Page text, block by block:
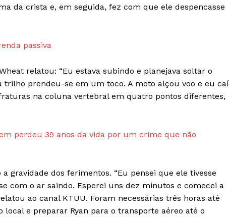
Anuncie
Contato
RSS
da crista e, em seguida, fez com que ele despencasse
passiva
relatou: “Eu estava subindo e planejava soltar o
prendeu-se em um toco. A moto alçou voo e eu caí
na coluna vertebral em quatro pontos diferentes,
perdeu 39 anos da vida por um crime que não
gravidade dos ferimentos. “Eu pensei que ele tivesse
com o ar saindo. Esperei uns dez minutos e comecei a
ao canal KTUU. Foram necessárias três horas até
e preparar Ryan para o transporte aéreo até o